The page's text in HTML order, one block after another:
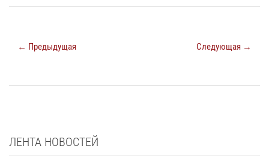
← Предыдущая Следующая →
ЛЕНТА НОВОСТЕЙ